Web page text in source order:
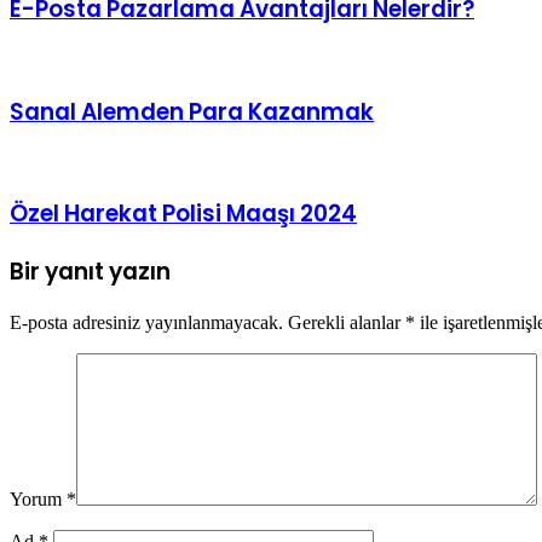
Özel Harekat Polisi Maaşı 2024
Bir yanıt yazın